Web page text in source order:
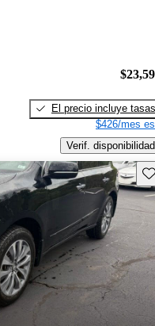
El precio incluye tasas
$426/mes
Verif. disponibilidad